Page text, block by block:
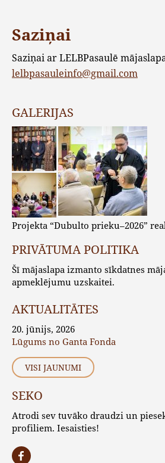
Saziņai
Saziņai ar LELBPasaulē
lelbpasauleinfo@gmail.com
GALERIJAS
Projekta “Dubulto prieku–2026”
PRIVĀTUMA POLITIKA
Šī mājaslapa izmanto sīkdatnes
apmeklējumu uzskaitei.
AKTUALITĀTES
20. jūnijs, 2026
Lūgums no Ganta Fonda
VISI JAUNUMI
SEKO
Atrodi sev tuvāko draudzi un
profiliem. Iesaisties!